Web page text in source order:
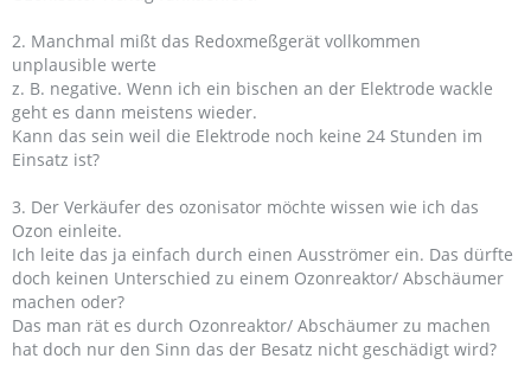
2. Manchmal mißt das Redoxmeßgerät vollkommen
unplausible werte
z. B. negative. Wenn ich ein bischen an der Elektrode wackle
geht es dann meistens wieder.
Kann das sein weil die Elektrode noch keine 24 Stunden im
Einsatz ist?
3. Der Verkäufer des ozonisator möchte wissen wie ich das
Ozon einleite.
Ich leite das ja einfach durch einen Ausströmer ein. Das dürfte
doch keinen Unterschied zu einem Ozonreaktor/ Abschäumer
machen oder?
Das man rät es durch Ozonreaktor/ Abschäumer zu machen
hat doch nur den Sinn das der Besatz nicht geschädigt wird?